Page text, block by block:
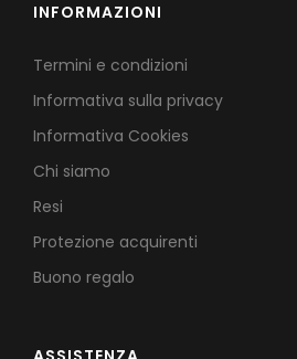
INFORMAZIONI
Termini e condizioni
Informativa sulla privacy
Informativa Cookies
Chi siamo
Resi
Protezione acquirenti
Buono regalo